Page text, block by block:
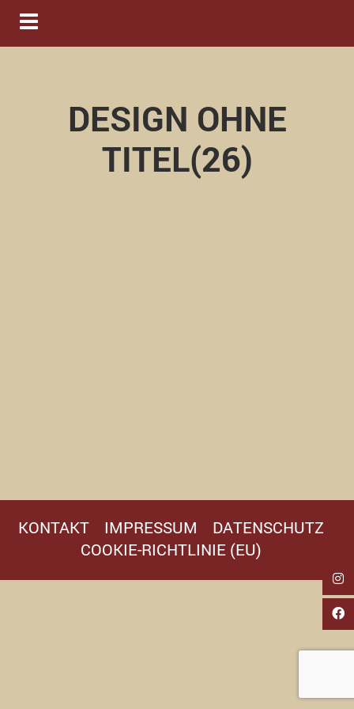
Navigation ein-/ausblenden
DESIGN OHNE
TITEL(26)
KONTAKT IMPRESSUM
DATENSCHUTZ
COOKIE-RICHTLINIE (EU)